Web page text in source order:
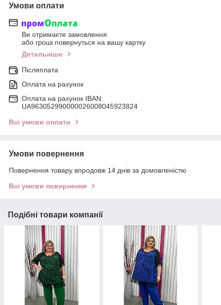
Умови оплати
Ви отримаєте замовлення
або гроші повернуться на вашу картку
Детальніше
Післяплата
Оплата на рахунок
Оплата на рахунок IBAN:
UA963052990000026008045923824
Всі умови оплати
Умови повернення
Повернення товару впродовж 14 днів за домовленістю
Всі умови повернення
Подібні товари компанії